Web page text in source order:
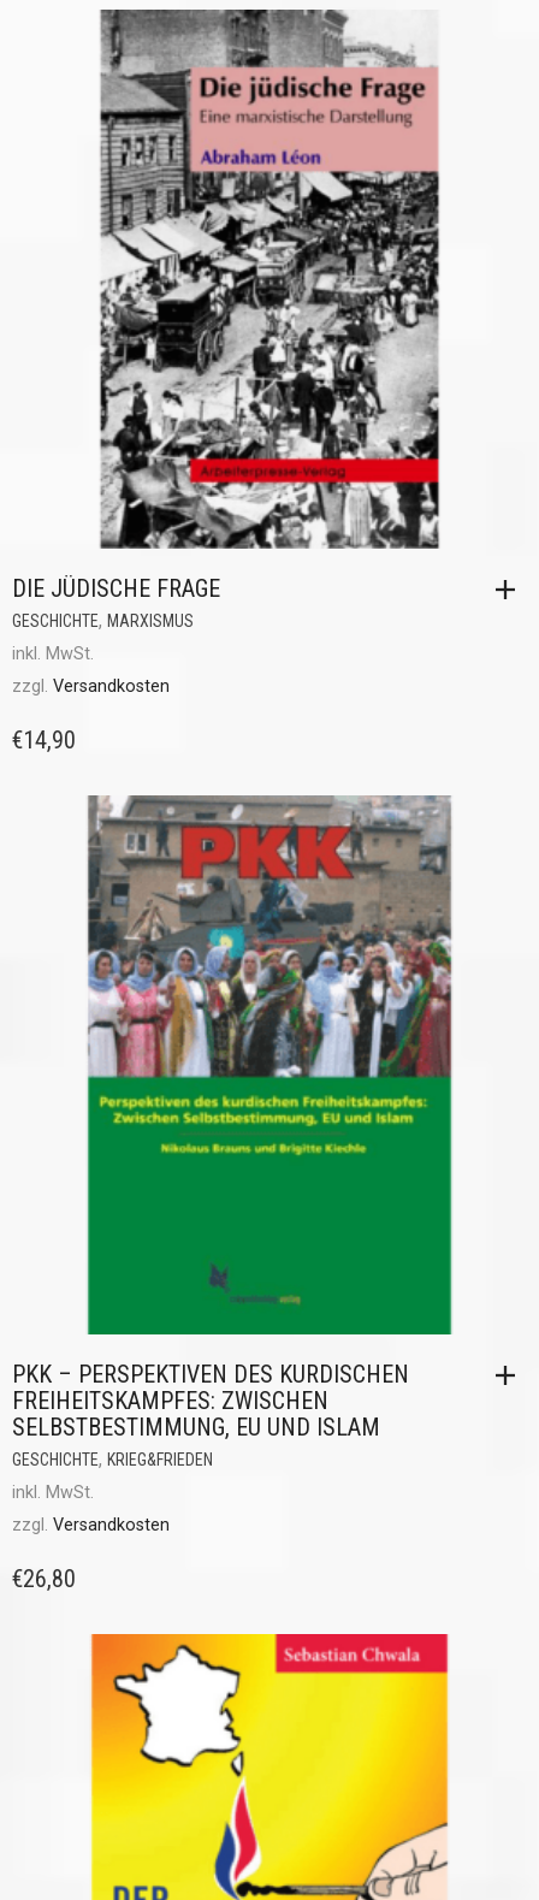
DIE JÜDISCHE FRAGE
GESCHICHTE, MARXISMUS
inkl. MwSt.
zzgl. Versandkosten
€14,90
PKK – PERSPEKTIVEN DES KURDISCHEN
FREIHEITSKAMPFES: ZWISCHEN
SELBSTBESTIMMUNG, EU UND ISLAM
GESCHICHTE, KRIEG&FRIEDEN
inkl. MwSt.
zzgl. Versandkosten
€26,80